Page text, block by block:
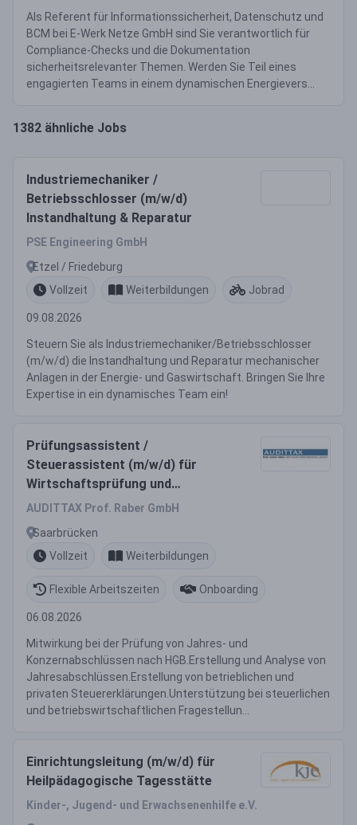
Als Referent für Informationssicherheit, Datenschutz und
BCM bei E-Werk Netze GmbH sind Sie verantwortlich für
Compliance-Checks und die Dokumentation
sicherheitsrelevanter Themen. Werden Sie Teil eines
engagierten Teams in einem dynamischen Energievers...
1382 ähnliche Jobs
Industriemechaniker /
Betriebsschlosser (m/w/d)
Instandhaltung & Reparatur
PSE Engineering GmbH
Etzel / Friedeburg
Vollzeit
Weiterbildungen Jobrad
09.08.2026
Steuern Sie als Industriemechaniker/Betriebsschlosser
(m/w/d) die Instandhaltung und Reparatur mechanischer
Anlagen in der Energie- und Gaswirtschaft. Bringen Sie Ihre
Expertise in ein dynamisches Team ein!
Prüfungsassistent /
Steuerassistent (m/w/d) für
Wirtschaftsprüfung und
Steuerberatung
AUDITTAX Prof. Raber GmbH
Saarbrücken
Vollzeit
Weiterbildungen
Flexible Arbeitszeiten Onboarding
06.08.2026
Mitwirkung bei der Prüfung von Jahres- und
Konzernabschlüssen nach HGB.Erstellung und Analyse von
Jahresabschlüssen.Erstellung von betrieblichen und
privaten Steuererklärungen.Unterstützung bei steuerlichen
und betriebswirtschaftlichen Fragestellun...
Einrichtungsleitung (m/w/d) für
Heilpädagogische Tagesstätte
Kinder-, Jugend- und Erwachsenenhilfe e.V.